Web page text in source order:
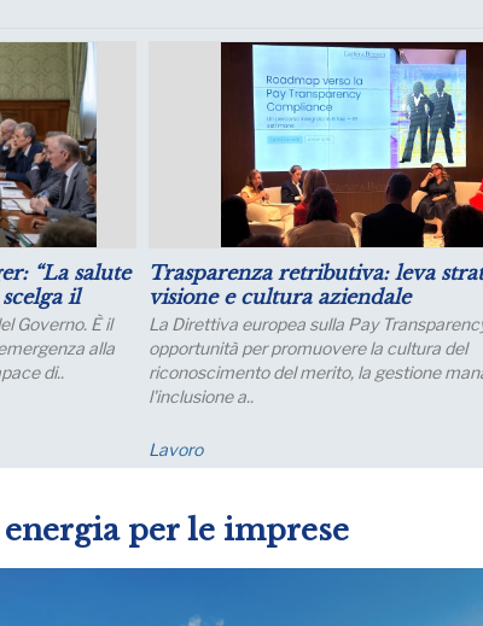
per il
Italia
per un
Luglio: migliorano le
produzione
Le aspettative delle grandi imprese
a luglio, con un aumento della quota di
prevede una crescita della produzione;
Economia
per le imprese